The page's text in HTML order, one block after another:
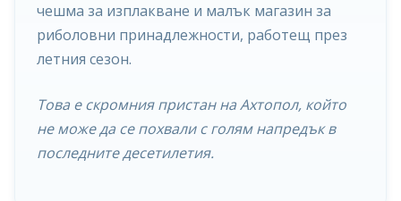
чешма за изплакване и малък магазин за
риболовни принадлежности, работещ през
летния сезон.
Това е скромния пристан на Ахтопол, който
не може да се похвали с голям напредък в
последните десетилетия.